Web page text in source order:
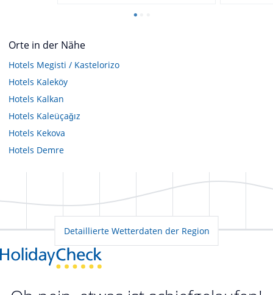
Orte in der Nähe
Hotels Megisti / Kastelorizo
Hotels Kaleköy
Hotels Kalkan
Hotels Kaleüçağız
Hotels Kekova
Hotels Demre
Detaillierte Wetterdaten der Region